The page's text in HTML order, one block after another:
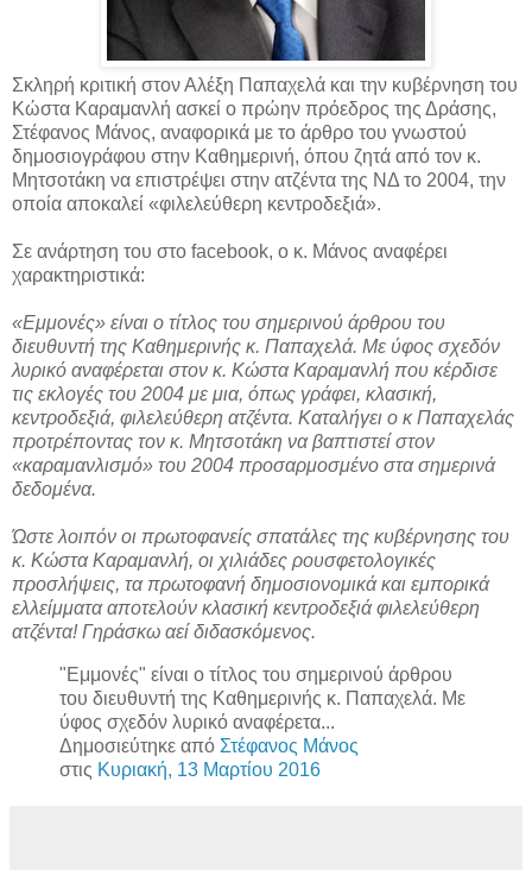
Σκληρή κριτική στον Αλέξη Παπαχελά και την κυβέρνηση του
Κώστα Καραμανλή ασκεί ο πρώην πρόεδρος της Δράσης,
Στέφανος Μάνος, αναφορικά με το άρθρο του γνωστού
δημοσιογράφου στην Καθημερινή, όπου ζητά από τον κ.
Μητσοτάκη να επιστρέψει στην ατζέντα της ΝΔ το 2004, την
οποία αποκαλεί «φιλελεύθερη κεντροδεξιά».
Σε ανάρτηση του στο facebook, ο κ. Μάνος αναφέρει
χαρακτηριστικά:
«Εμμονές» είναι ο τίτλος του σημερινού άρθρου του
διευθυντή της Καθημερινής κ. Παπαχελά. Με ύφος σχεδόν
λυρικό αναφέρεται στον κ. Κώστα Καραμανλή που κέρδισε
τις εκλογές του 2004 με μια, όπως γράφει, κλασική,
κεντροδεξιά, φιλελεύθερη ατζέντα. Καταλήγει ο κ Παπαχελάς
προτρέποντας τον κ. Μητσοτάκη να βαπτιστεί στον
«καραμανλισμό» του 2004 προσαρμοσμένο στα σημερινά
δεδομένα.
Ώστε λοιπόν οι πρωτοφανείς σπατάλες της κυβέρνησης του
κ. Κώστα Καραμανλή, οι χιλιάδες ρουσφετολογικές
προσλήψεις, τα πρωτοφανή δημοσιονομικά και εμπορικά
ελλείμματα αποτελούν κλασική κεντροδεξιά φιλελεύθερη
ατζέντα! Γηράσκω αεί διδασκόμενος.
"Εμμονές" είναι ο τίτλος του σημερινού άρθρου
του διευθυντή της Καθημερινής κ. Παπαχελά. Με
ύφος σχεδόν λυρικό αναφέρετα...
Δημοσιεύτηκε από Στέφανος Μάνος
στις Κυριακή, 13 Μαρτίου 2016